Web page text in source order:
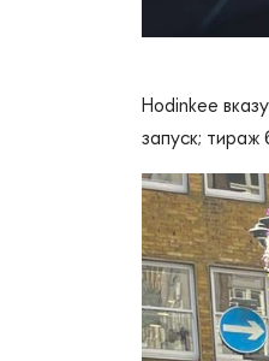
Hodinkee
запуск; тираж